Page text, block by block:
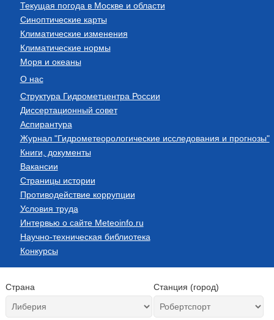
Текущая погода в Москве и области
Синоптические карты
Климатические изменения
Климатические нормы
Моря и океаны
О нас
Структура Гидрометцентра России
Диссертационный совет
Аспирантура
Журнал "Гидрометеорологические исследования и прогнозы"
Книги, документы
Вакансии
Страницы истории
Противодействие коррупции
Условия труда
Интервью о сайте Meteoinfo.ru
Научно-техническая библиотека
Конкурсы
Страна Станция (город)